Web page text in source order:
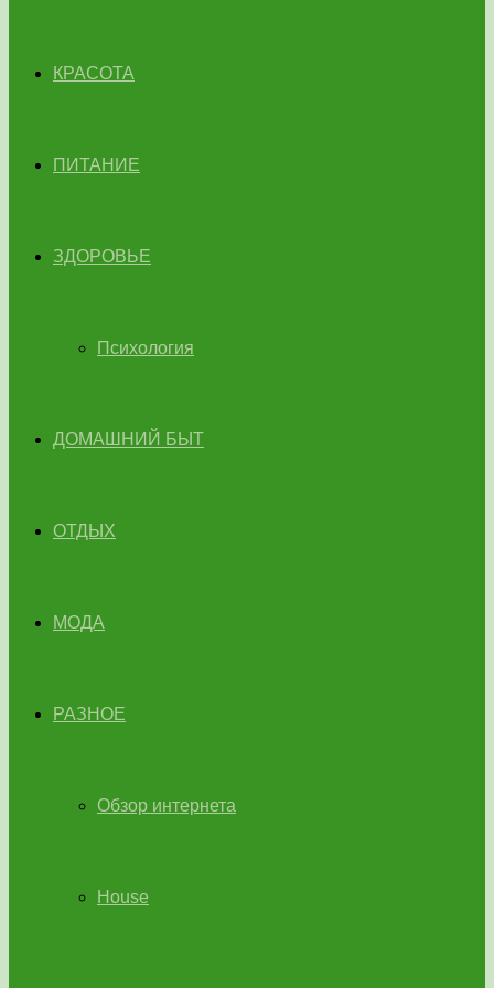
КРАСОТА
ПИТАНИЕ
ЗДОРОВЬЕ
Психология
ДОМАШНИЙ БЫТ
ОТДЫХ
МОДА
РАЗНОЕ
Обзор интернета
House